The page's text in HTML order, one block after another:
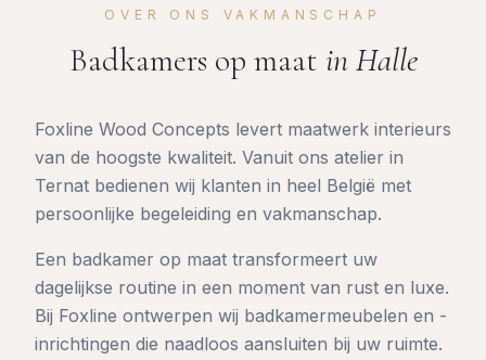
OVER ONS VAKMANSCHAP
Badkamers op maat inHalle
Foxline Wood Concepts levert maatwerk interieurs
van de hoogste kwaliteit. Vanuit ons atelier in
Ternat bedienen wij klanten in heel België met
persoonlijke begeleiding en vakmanschap.
Een badkamer op maat transformeert uw
dagelijkse routine in een moment van rust en luxe.
Bij Foxline ontwerpen wij badkamermeubelen en -
inrichtingen die naadloos aansluiten bij uw ruimte.